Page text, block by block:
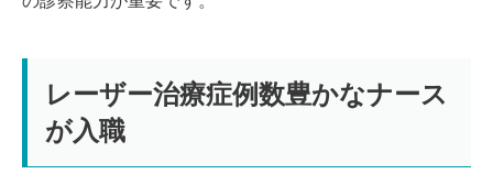
レーザー治療症例数豊かなナース
が入職